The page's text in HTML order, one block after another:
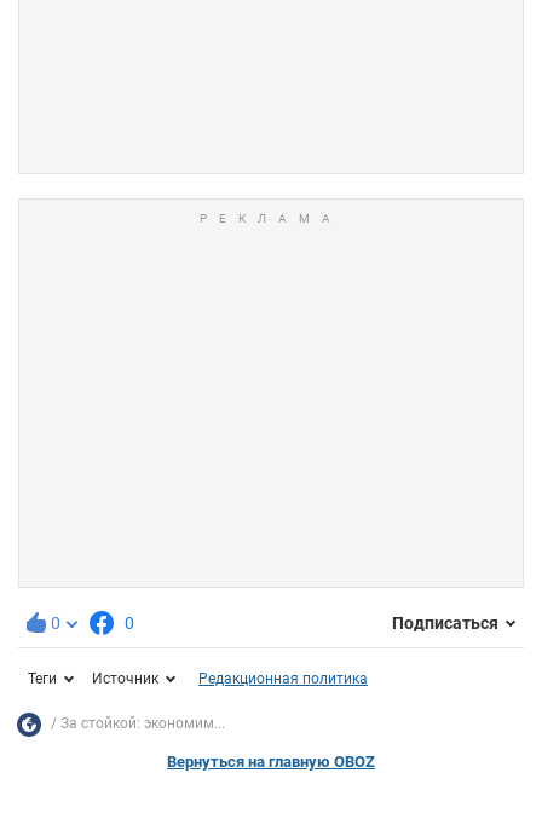
0 0 Подписаться
Теги Источник Редакционная политика
За стойкой: экономим...
Вернуться на главную OBOZ